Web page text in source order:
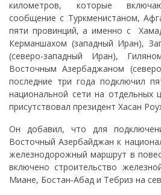
километров, которые
сообщение с Туркменистаном,
пяти провинций, а именно с
Керманшахом (западный Иран),
(северо-западный Иран),
Восточным Азербаджаном
последние три года подключил
национальной сети на отдельных
присутствовал президент Хасан
Он добавил, что для
Восточный Азербайджан к
железнодорожный маршрут в
включено строительство
Миане, Бостан-Абад и Тебриз на